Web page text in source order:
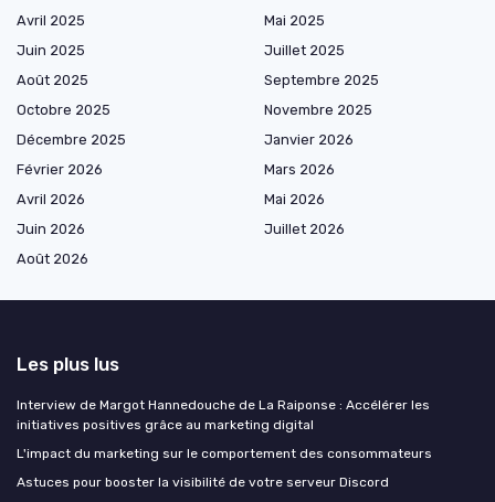
Avril 2025
Mai 2025
Juin 2025
Juillet 2025
Août 2025
Septembre 2025
Octobre 2025
Novembre 2025
Décembre 2025
Janvier 2026
Février 2026
Mars 2026
Avril 2026
Mai 2026
Juin 2026
Juillet 2026
Août 2026
Les plus lus
Interview de Margot Hannedouche de La Raiponse : Accélérer les
initiatives positives grâce au marketing digital
L'impact du marketing sur le comportement des consommateurs
Astuces pour booster la visibilité de votre serveur Discord